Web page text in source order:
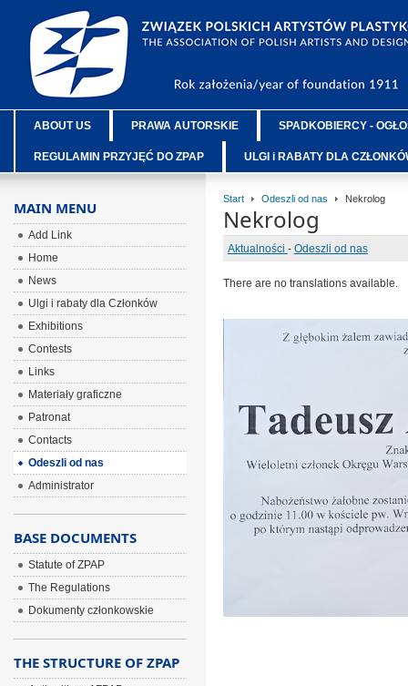
ABOUT US PRAWA AUTORSKIE SPADKOBIERCY -
REGULAMIN PRZYJĘĆ DO ZPAP ULGI i RABATY DLA
Start Odeszli od nas Nekrolog
Nekrolog
Aktualności - Odeszli od nas
There are no translations available.
MAIN MENU
Add Link
Home
News
Ulgi i rabaty dla Członków
Exhibitions
Contests
Links
Materiały graficzne
Patronat
Contacts
Odeszli od nas
Administrator
BASE DOCUMENTS
Statute of ZPAP
The Regulations
Dokumenty członkowskie
THE STRUCTURE OF ZPAP